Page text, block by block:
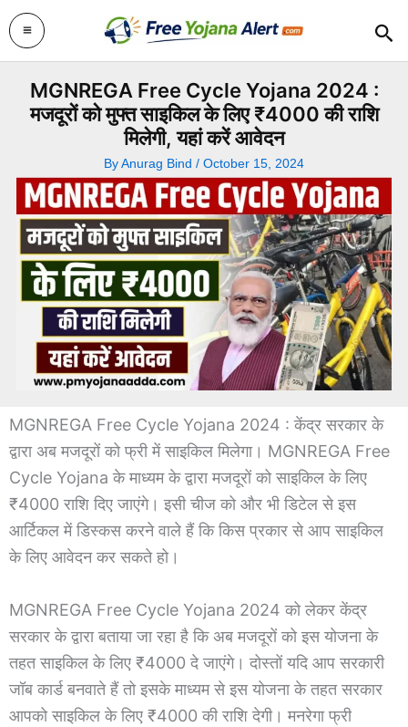
Skip
to
content
MGNREGA Free Cycle Yojana 2024 :
मजदूरों को मुफ्त साइकिल के लिए ₹4000 की राशि
मिलेगी, यहां करें आवेदन
ByAnurag Bind / October 15, 2024
MGNREGA Free Cycle Yojana 2024 : केंद्र सरकार के
द्वारा अब मजदूरों को फ्री में साइकिल मिलेगा। MGNREGA Free
Cycle Yojana के माध्यम के द्वारा मजदूरों को साइकिल के लिए
₹4000 राशि दिए जाएंगे। इसी चीज को और भी डिटेल से इस
आर्टिकल में डिस्कस करने वाले हैं कि किस प्रकार से आप साइकिल
के लिए आवेदन कर सकते हो।
MGNREGA Free Cycle Yojana 2024 को लेकर केंद्र
सरकार के द्वारा बताया जा रहा है कि अब मजदूरों को इस योजना के
तहत साइकिल के लिए ₹4000 दे जाएंगे। दोस्तों यदि आप सरकारी
जॉब कार्ड बनवाते हैं तो इसके माध्यम से इस योजना के तहत सरकार
आपको साइकिल के लिए ₹4000 की राशि देगी। मनरेगा फ्री